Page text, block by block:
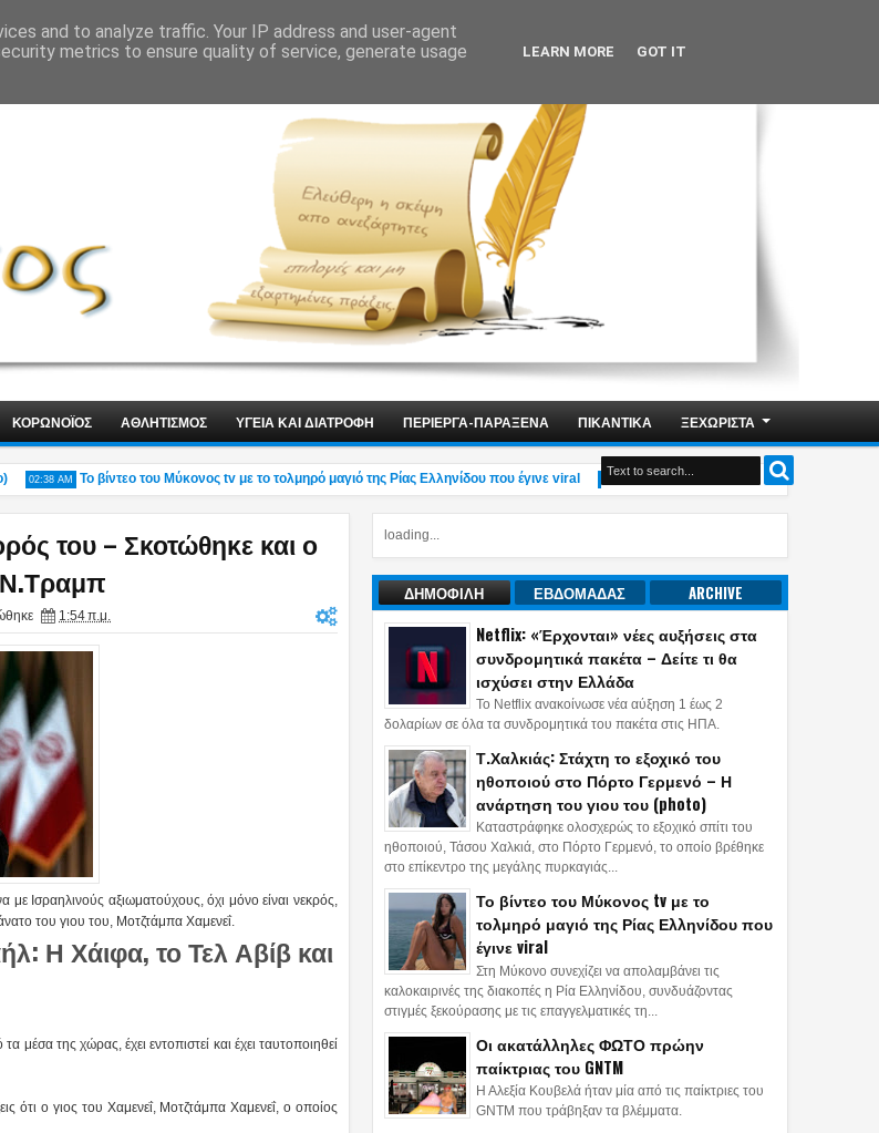
ΚΟΡΩΝΟΪΟΣ ΑΘΛΗΤΙΣΜΟΣ ΥΓΕΙΑ ΚΑΙ ΔΙΑΤΡΟΦΗ ΠΕΡΙΕΡΓΑ-ΠΑΡΑΞΕΝΑ ΠΙΚΑΝΤΙΚΑ ΞΕΧΩΡΙΣΤΑ
AM Το βίντεο του Μύκονος tv με το τολμηρό μαγιό της Ρίας Ελληνίδου που έγινε viral 3:49 PM Αδιανόητο: Η υπουργός Οικογένειας
του – Σκοτώθηκε και ο
Ν.Τραμπ
1:54 π.μ.
με Ισραηλινούς αξιωματούχους, όχι μόνο είναι νεκρός,
του γιου του, Μοτζτάμπα Χαμενεΐ.
Η Χάιφα, το Τελ Αβίβ και
της χώρας, έχει εντοπιστεί και έχει ταυτοποιηθεί
ότι ο γιος του Χαμενεΐ, Μοτζτάμπα Χαμενεΐ, ο οποίος
loading...
ΔΗΜΟΦΙΛΗ ΕΒΔΟΜΑΔΑΣ ARCHIVE
Netflix: «Έρχονται» νέες αυξήσεις στα
συνδρομητικά πακέτα – Δείτε τι θα
ισχύσει στην Ελλάδα
Το Netflix ανακοίνωσε νέα αύξηση 1 έως 2
δολαρίων σε όλα τα συνδρομητικά του πακέτα στις ΗΠΑ.
Τ.Χαλκιάς: Στάχτη το εξοχικό του
ηθοποιού στο Πόρτο Γερμενό – Η
ανάρτηση του γιου του (photo)
Καταστράφηκε ολοσχερώς το εξοχικό σπίτι του
ηθοποιού, Τάσου Χαλκιά, στο Πόρτο Γερμενό, το οποίο βρέθηκε
στο επίκεντρο της μεγάλης πυρκαγιάς...
Το βίντεο του Μύκονος tv με το
τολμηρό μαγιό της Ρίας Ελληνίδου που
έγινε viral
Στη Μύκονο συνεχίζει να απολαμβάνει τις
καλοκαιρινές της διακοπές η Ρία Ελληνίδου, συνδυάζοντας
στιγμές ξεκούρασης με τις επαγγελματικές τη...
Οι ακατάλληλες ΦΩΤΟ πρώην
παίκτριας του GNTM
Η Αλεξία Κουβελά ήταν μία από τις παίκτριες του
GNTM που τράβηξαν τα βλέμματα.
and to analyze traffic. Your IP address and user-agent
metrics to ensure quality of service, generate usage
LEARN MORE GOT IT